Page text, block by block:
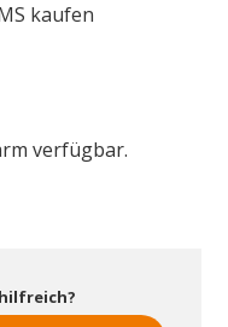
kaufen
verfügbar.